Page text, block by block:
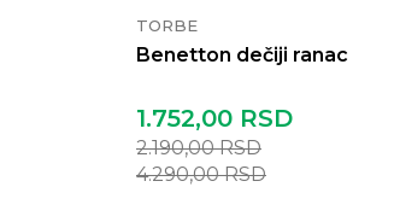
TORBE
Benetton dečiji ranac
1.752,00 RSD
2.190,00RSD
4.290,00RSD